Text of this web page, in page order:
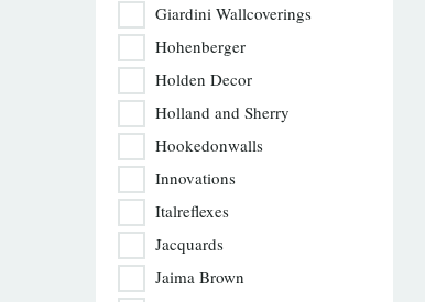
Giardini Wallcoverings
Hohenberger
Holden Decor
Holland and Sherry
Hookedonwalls
Innovations
Italreflexes
Jacquards
Jaima Brown